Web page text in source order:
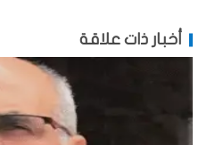
أخبار ذات علاقة